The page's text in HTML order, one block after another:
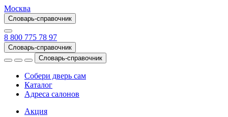
Москва
Словарь-справочник
8 800 775 78 97
Словарь-справочник
Словарь-справочник
Собери дверь сам
Каталог
Адреса салонов
Акция